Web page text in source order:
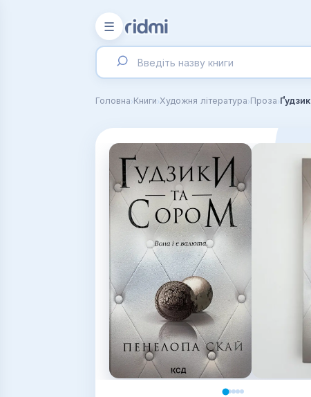
☰
Головна›Книги›Художня література›Проза›